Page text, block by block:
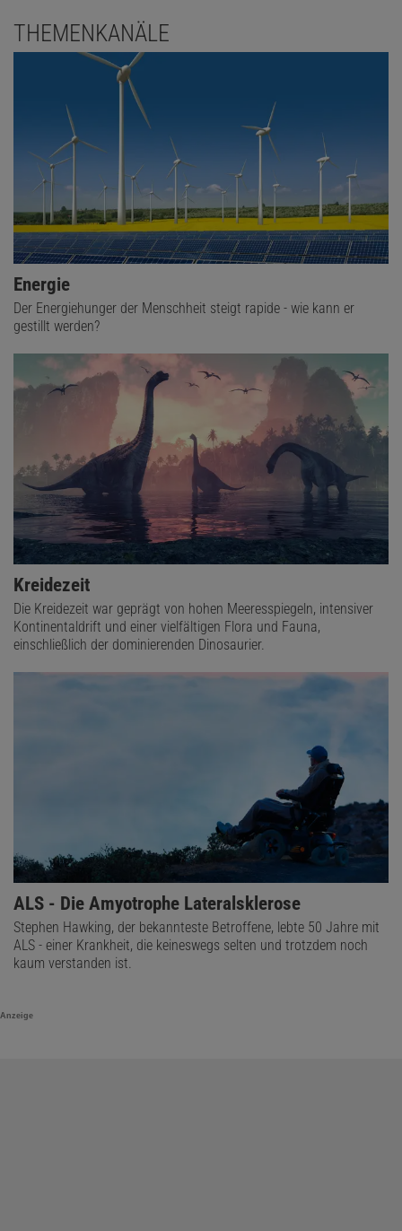
THEMENKANÄLE
Energie
Der Energiehunger der Menschheit steigt rapide - wie kann er
gestillt werden?
Kreidezeit
Die Kreidezeit war geprägt von hohen Meeresspiegeln, intensiver
Kontinentaldrift und einer vielfältigen Flora und Fauna,
einschließlich der dominierenden Dinosaurier.
ALS - Die Amyotrophe Lateralsklerose
Stephen Hawking, der bekannteste Betroffene, lebte 50 Jahre mit
ALS - einer Krankheit, die keineswegs selten und trotzdem noch
kaum verstanden ist.
Anzeige